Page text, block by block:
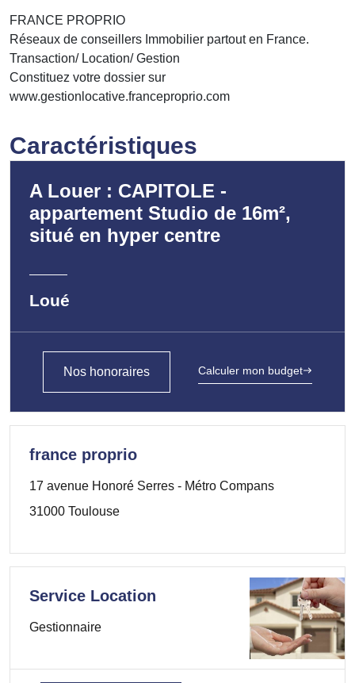
FRANCE PROPRIO
Réseaux de conseillers Immobilier partout en France.
Transaction/ Location/ Gestion
Constituez votre dossier sur
www.gestionlocative.franceproprio.com
Caractéristiques
A Louer : CAPITOLE -
appartement Studio de 16m²,
situé en hyper centre
Loué
Nos honoraires Calculer mon budget
france proprio
17 avenue Honoré Serres - Métro Compans
31000 Toulouse
Service Location
Gestionnaire